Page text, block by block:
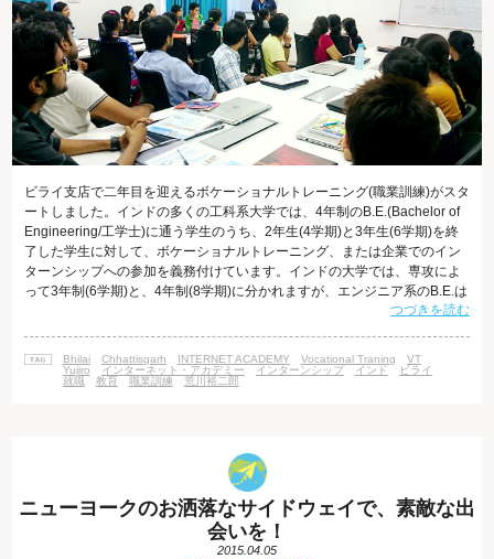
ビライ支店で二年目を迎えるボケーショナルトレーニング(職業訓練)がスタ
ートしました。インドの多くの工科系大学では、4年制のB.E.(Bachelor of
Engineering/工学士)に通う学生のうち、2年生(4学期)と3年生(6学期)を終
了した学生に対して、ボケーショナルトレーニング、または企業でのイン
ターンシップへの参加を義務付けています。インドの大学では、専攻によ
って3年制(6学期)と、4年制(8学期)に分かれますが、エンジニア系のB.E.は
4年制です。一般的に、卒業を控えた4年生は就職活動に取り組みますが、
積み、実践的な知識をつけることが目的とされています。企業でのインタ
ーンシップ就業の機会が豊富な大都市とは異な
つづきを読む
Bhilai Chhattisgarh INTERNET ACADEMY Vocational Traning
VT
Yujiro
インターネット・アカデミー インターンシップ インド
ビライ
就職
教育 職業訓練 荒川裕二郎
ニューヨークのお洒落なサイドウェイで、素敵な出
会いを！
2015.04.05